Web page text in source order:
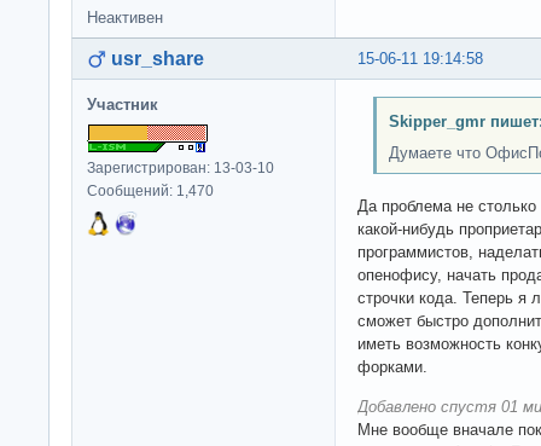
Неактивен
15-06-11 19:14:58
usr_share
Участник
Зарегистрирован: 13-03-10
Сообщений: 1,470
Skipper_gmr
Думаете что
Да проблема не
какой-нибудь
программистов,
опенофису, начать
строчки кода. Теперь я
сможет быстро
иметь возможность
форками.
Добавлено спустя 01
Мне вообще вначале